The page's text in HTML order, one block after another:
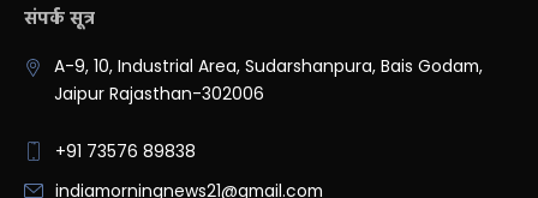
संपर्क सूत्र
A-9, 10, Industrial Area, Sudarshanpura, Bais Godam,
Jaipur Rajasthan-302006
+91 73576 89838
indiamorningnews21@gmail.com